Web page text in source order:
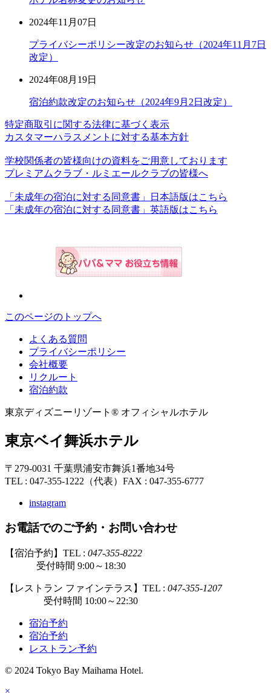
2024年11月07日
プライバシーポリシー改定のお知らせ（2024年11月7日
改定）
2024年08月19日
宿泊約款改定のお知らせ（2024年9月2日改定）
特定商取引に関する法律に基づく表示
カスタマーハラスメントに対する基本方針
学校関係者の皆様向けの資料をご用意しております
プレミアムクラブ・ルミエールクラブの皆様へ
「未成年の宿泊に対する同意書」日本語版はこちら
「未成年の宿泊に対する同意書」英語版はこちら
このページのトップへ
よくある質問
プライバシーポリシー
会社概要
リクルート
宿泊約款
東京ディズニーリゾート® オフィシャルホテル
東京ベイ舞浜ホテル
〒279-0031 千葉県浦安市舞浜1番地34号
TEL : 047-355-1222（代表） FAX : 047-355-6777
instagram
お電話でのご予約・お問い合わせ
【宿泊予約】TEL : 047-355-8222
受付時間 9:00～18:30
【レストラン ファインテラス】TEL : 047-355-1207
受付時間 10:00～22:30
宿泊予約
宿泊予約
レストラン予約
© 2024 Tokyo Bay Maihama Hotel.
×